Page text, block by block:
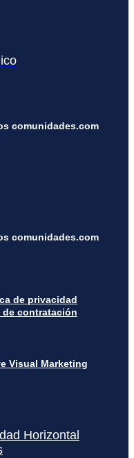
comunidades.com
comunidades.com
de privacidad
contratación
Visual Marketing
Horizontal